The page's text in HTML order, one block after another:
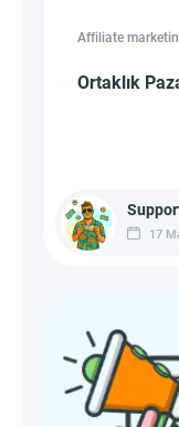
Affiliate
Ortaklık
17